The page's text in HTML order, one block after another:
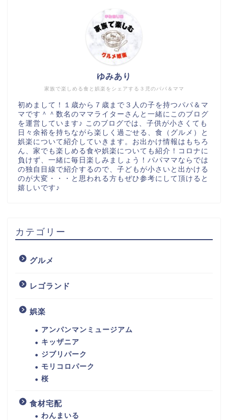
家族で楽しめる食と娯楽をシェアする３児のパパ＆ママ
ゆみあり
初めまして！１歳から７歳まで３人の子を持つパパ＆マ
マです＾＾数名のママライターさんと一緒にこのブログ
を運営しています♪ このブログでは、子供が小さくても
日々余裕を持ちながら楽しく過ごせる、食（グルメ）と
娯楽について紹介していきます。お出かけ情報はもちろ
ん、家でも楽しめる食や娯楽についても紹介！コロナに
負けず、一緒に毎日楽しみましょう！パパママならでは
の独自目線で紹介するので、子どもが小さいと出かける
のが大変・・・と思われる方もぜひ参考にして頂けると
嬉しいです♪
カテゴリー
グルメ
レゴランド
娯楽
アンパンマンミュージアム
キッザニア
ジブリパーク
モリコロパーク
桜
食材宅配
わんまいる